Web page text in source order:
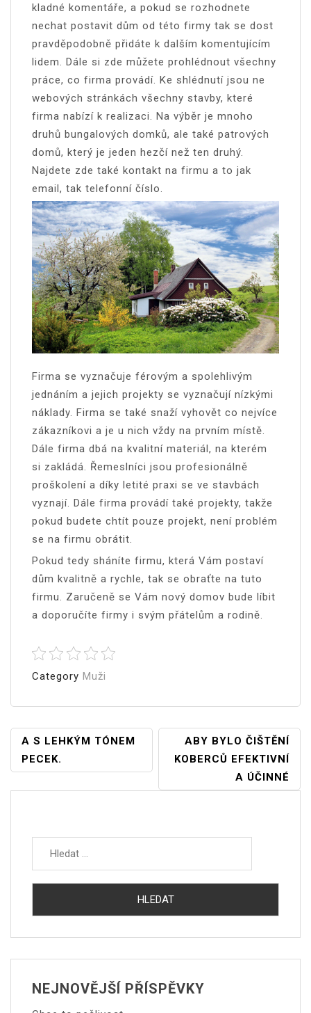
kladné komentáře, a pokud se rozhodnete
nechat postavit dům od této firmy tak se dost
pravděpodobně přidáte k dalším komentujícím
lidem. Dále si zde můžete prohlédnout všechny
práce, co firma provádí. Ke shlédnutí jsou ne
webových stránkách všechny stavby, které
firma nabízí k realizaci. Na výběr je mnoho
druhů bungalových domků, ale také patrových
domů, který je jeden hezčí než ten druhý.
Najdete zde také kontakt na firmu a to jak
email, tak telefonní číslo.
Firma se vyznačuje férovým a spolehlivým
jednáním a jejich projekty se vyznačují nízkými
náklady. Firma se také snaží vyhovět co nejvíce
zákazníkovi a je u nich vždy na prvním místě.
Dále firma dbá na kvalitní materiál, na kterém
si zakládá. Řemeslníci jsou profesionálně
proškolení a díky letité praxi se ve stavbách
vyznají. Dále firma provádí také projekty, takže
pokud budete chtít pouze projekt, není problém
se na firmu obrátit.
Pokud tedy sháníte firmu, která Vám postaví
dům kvalitně a rychle, tak se obraťte na tuto
firmu. Zaručeně se Vám nový domov bude líbit
a doporučíte firmy i svým přátelům a rodině.
Category Muži
Navigace
Pro
Příspěvek
A S LEHKÝM TÓNEM
PECEK.
ABY BYLO ČIŠTĚNÍ
KOBERCŮ EFEKTIVNÍ
A ÚČINNÉ
NEJNOVĚJŠÍ PŘÍSPĚVKY